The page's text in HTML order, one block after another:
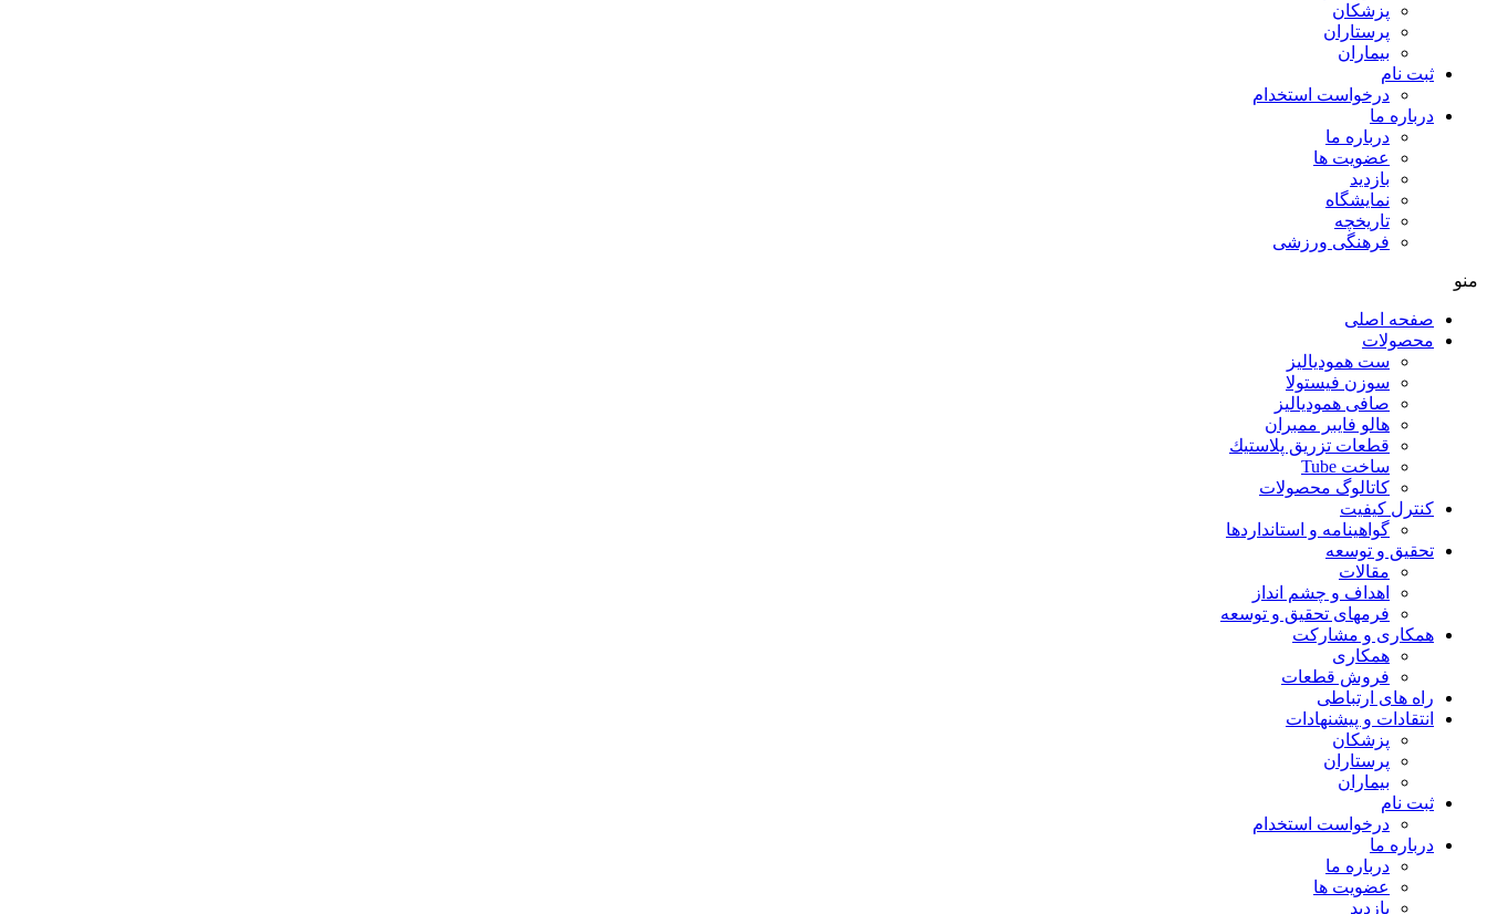
پزشكان
پرستاران
بيماران
ثبت نام
درخواست استخدام
درباره ما
درباره ما
عضویت ها
بازدید
نمایشگاه
تاريخچه
فرهنگی ورزشی
منو
صفحه اصلی
محصولات
ست همودیالیز
سوزن فیستولا
صافی همودیالیز
هالو فایبر ممبران
قطعات تزريق پلاستيك
ساخت Tube
کاتالوگ محصولات
کنترل کیفیت
گواهينامه و استانداردها
تحقيق و توسعه
مقالات
اهداف و چشم انداز
فرمهای تحقیق و توسعه
همکاری و مشارکت
همکاری
فروش قطعات
راه های ارتباطی
انتقادات و پيشنهادات
پزشكان
پرستاران
بيماران
ثبت نام
درخواست استخدام
درباره ما
درباره ما
عضویت ها
بازدید